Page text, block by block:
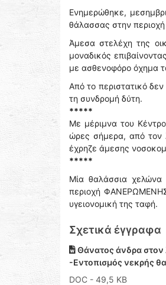
Ενημερώθηκε,
θάλασσας στην
Άμεσα στελέχη της
μοναδικός
με ασθενοφόρο όχημα
Από το περιστατικό
τη συνδρομή δύτη.
*****
Με μέριμνα του
ώρες σήμερα, από τον
έχρηζε άμεσης
*****
Μία θαλάσσια χελώνα
περιοχή ΦΑΝΕΡΩΜΕΝΗΣ
υγειονομική της ταφή.
Σχετικά έγγραφα
Θάνατος άνδρα στον
-Εντοπισμός νεκρής
DOC - 49,5 KB